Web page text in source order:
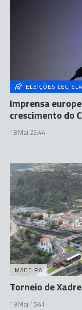
ELEIÇÕES
Imprensa
crescimento do
18 Mai 22:44
MADEIRA
Torneio de
19 Mai 15:41